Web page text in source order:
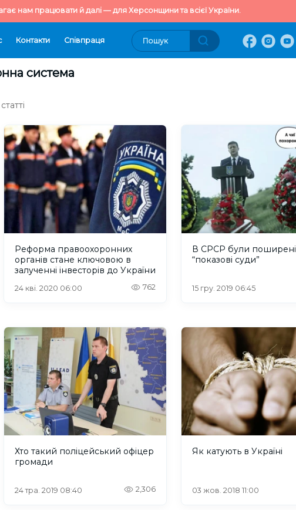
нам працювати й далі — для Херсонщини та всієї України.
Контакти Cпівпраця
система
Реформа правоохоронних
органів стане ключовою в
залученні інвесторів до України
24 кві. 2020 06:00 762
В СРСР були поширені
“показові суди”
15 гру. 2019 06:45
Хто такий поліцейський офіцер
громади
24 тра. 2019 08:40 2,306
Як катують в Україні
03 жов. 2018 11:00